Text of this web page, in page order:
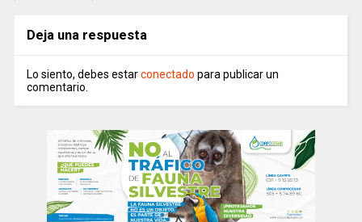
Deja una respuesta
Lo siento, debes estarconectado para publicar un
comentario.